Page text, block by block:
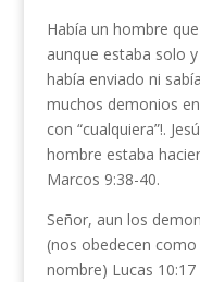
Había un hombre
aunque estaba solo
había enviado ni
muchos demonios
con “cualquiera”!.
hombre estaba
Marcos 9:38-40.
Señor, aun los
(nos obedecen
nombre) Lucas